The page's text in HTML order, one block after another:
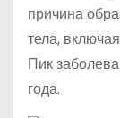
причина
тела,
Пик
года.